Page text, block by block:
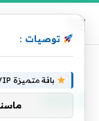
طلعات
توصيات :
باقة متميزة VIP (كود: AA26790):